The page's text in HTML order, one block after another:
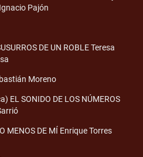
Pajón
DE UN ROBLE Teresa
Moreno
EL SONIDO DE LOS NÚMEROS
MENOS DE MÍ Enrique Torres